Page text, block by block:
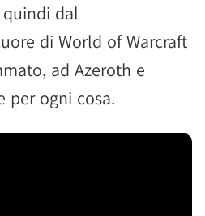
quindi dal
di World of Warcraft
ad Azeroth e
per ogni cosa.